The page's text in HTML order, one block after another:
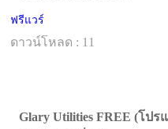
ฟรีแวร์
ดาวน์โหลด : 11
Glary Utilities FREE (โป